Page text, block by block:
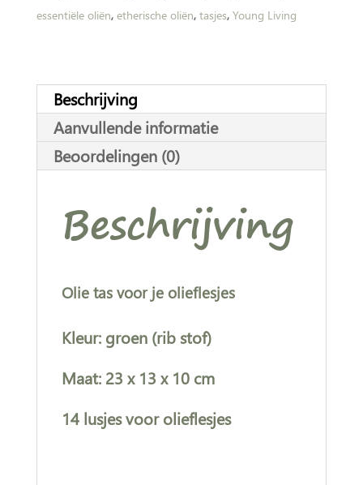
aantal
t
i
essentiële oliën, etherische oliën, tasjes, Young Living
Beschrijving
Aanvullende informatie
Beoordelingen (0)
Beschrijving
Olie tas voor je olieflesjes
Kleur: groen (rib stof)
Maat: 23 x 13 x 10 cm
14 lusjes voor olieflesjes